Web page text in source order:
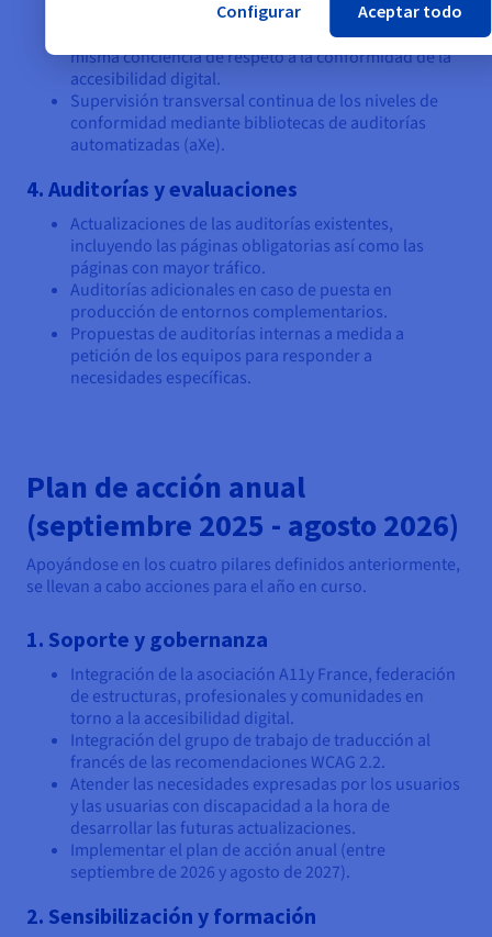
través de análisis de calidad.
Migración de proyectos existentes que integran esta
misma conciencia de respeto a la conformidad de la
accesibilidad digital.
Supervisión transversal continua de los niveles de
conformidad mediante bibliotecas de auditorías
automatizadas (aXe).
4. Auditorías y evaluaciones
Actualizaciones de las auditorías existentes,
incluyendo las páginas obligatorias así como las
páginas con mayor tráfico.
Auditorías adicionales en caso de puesta en
producción de entornos complementarios.
Propuestas de auditorías internas a medida a
petición de los equipos para responder a
necesidades específicas.
Plan de acción anual
(septiembre 2025 - agosto 2026)
Apoyándose en los cuatro pilares definidos anteriormente,
se llevan a cabo acciones para el año en curso.
1. Soporte y gobernanza
Integración de la asociación A11y France, federación
de estructuras, profesionales y comunidades en
torno a la accesibilidad digital.
Integración del grupo de trabajo de traducción al
francés de las recomendaciones WCAG 2.2.
Atender las necesidades expresadas por los usuarios
y las usuarias con discapacidad a la hora de
desarrollar las futuras actualizaciones.
Implementar el plan de acción anual (entre
septiembre de 2026 y agosto de 2027).
2. Sensibilización y formación
Configurar Aceptar todo